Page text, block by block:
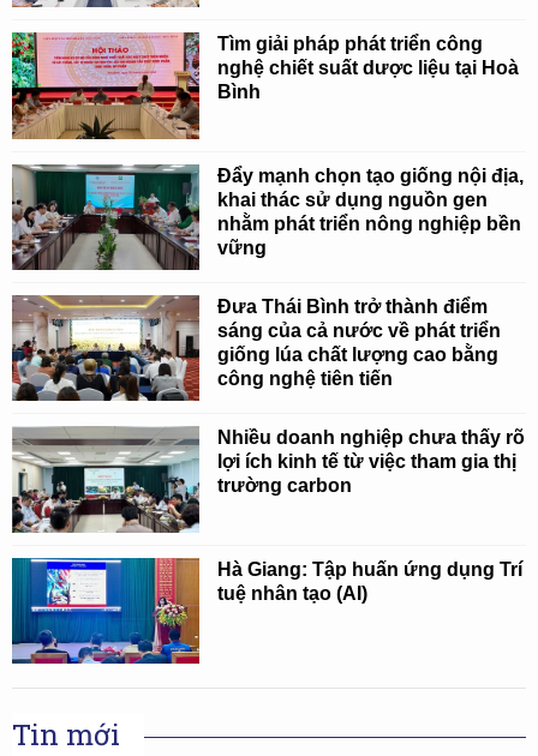
Tìm giải pháp phát triển công
nghệ chiết suất dược liệu tại Hoà
Bình
Đẩy mạnh chọn tạo giống nội địa,
khai thác sử dụng nguồn gen
nhằm phát triển nông nghiệp bền
vững
Đưa Thái Bình trở thành điểm
sáng của cả nước về phát triển
giống lúa chất lượng cao bằng
công nghệ tiên tiến
Nhiều doanh nghiệp chưa thấy rõ
lợi ích kinh tế từ việc tham gia thị
trường carbon
Hà Giang: Tập huấn ứng dụng Trí
tuệ nhân tạo (AI)
Tin mới